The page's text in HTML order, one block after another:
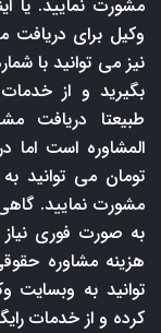
مشورت نمایید. یا
وکیل برای
بگیرید و از
طبیعتا دریافت
مشورت نمایید.
به صورت فوری
هزینه مشاوره
توانید به وبسایت
کرده و از خدمات